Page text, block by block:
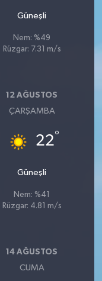
Güneşli
Nem: %49
Rüzgar: 7.31 m/s
12 AĞUSTOS
ÇARŞAMBA
22°
Güneşli
Nem: %41
Rüzgar: 4.81 m/s
14 AĞUSTOS
CUMA